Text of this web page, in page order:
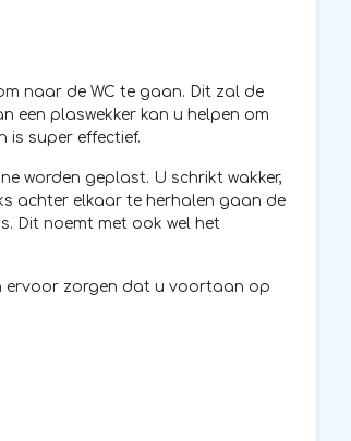
naar de WC te gaan. Dit zal de
een plaswekker kan u helpen om
is super effectief.
worden geplast. U schrikt wakker,
achter elkaar te herhalen gaan de
Dit noemt met ook wel het
ervoor zorgen dat u voortaan op